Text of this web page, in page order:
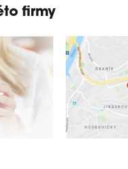
firmy